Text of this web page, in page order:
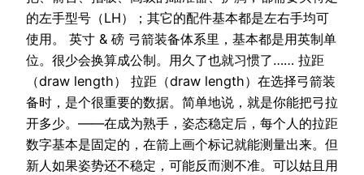
的左手型号（LH）；其它的配件基本都是左右手均可
使用。 英寸 & 磅 弓箭装备体系里，基本都是用英制单
位。很少会换算成公制。用久了也就习惯了…… 拉距
（draw length） 拉距（draw length）在选择弓箭装
备时，是个很重要的数据。简单地说，就是你能把弓拉
开多少。——在成为熟手，姿态稳定后，每个人的拉距
数字基本是固定的，在箭上画个标记就能测量出来。但
新人如果姿势还不稳定，可能反而测不准。可以姑且用